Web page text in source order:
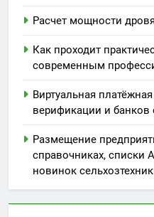
Расчет мощности
Как проходит
современным
Виртуальная
верификации и банков
Размещение
справочниках, списки
новинок